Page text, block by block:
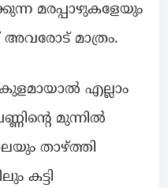
മരപ്പാഴുകളേയും
മാത്രം.
കുളമായാൽ എല്ലാം
മുന്നിൽ
താഴ്ത്തി
കട്ടി